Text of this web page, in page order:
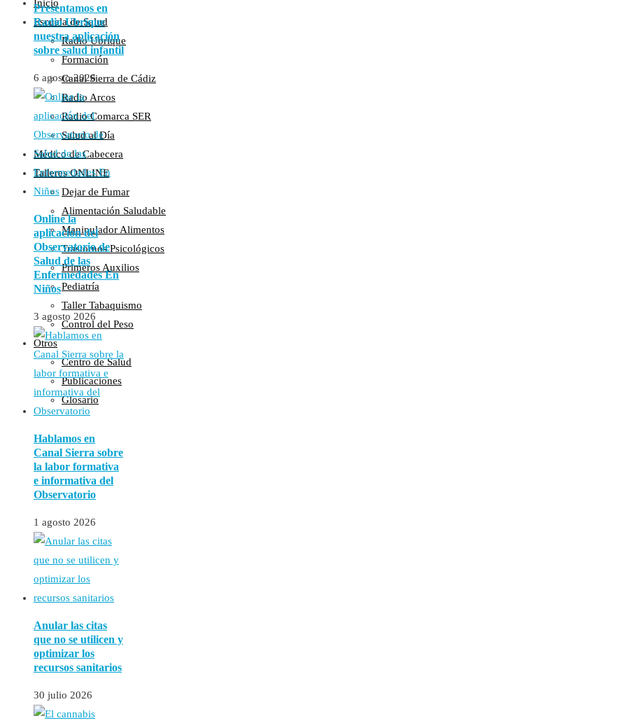
Inicio
Escuela de Salud
Radio Ubrique
Formación
Canal Sierra de Cádiz
Radio Arcos
Radio Comarca SER
Salud al Día
Médico de Cabecera
Talleres ONLINE
Dejar de Fumar
Alimentación Saludable
Manipulador Alimentos
Trastornos Psicológicos
Primeros Auxilios
Pediatría
Taller Tabaquismo
Control del Peso
Otros
Centro de Salud
Publicaciones
Glosario
Presentamos en
Radio Ubrique
nuestra aplicación
sobre salud infantil
6 agosto 2026
Online la
aplicación del
Observatorio de
Salud de las
Enfermedades En
Niños
3 agosto 2026
Hablamos en
Canal Sierra sobre
la labor formativa
e informativa del
Observatorio
1 agosto 2026
Anular las citas
que no se utilicen y
optimizar los
recursos sanitarios
30 julio 2026